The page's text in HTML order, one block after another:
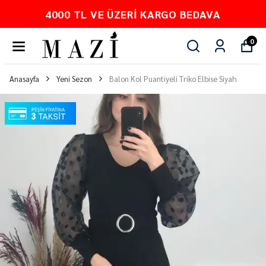
ÜZERI KARGO BEDAVA
0
Anasayfa Yeni Sezon Balon Kol Puantiyeli Triko Elbise Siyah